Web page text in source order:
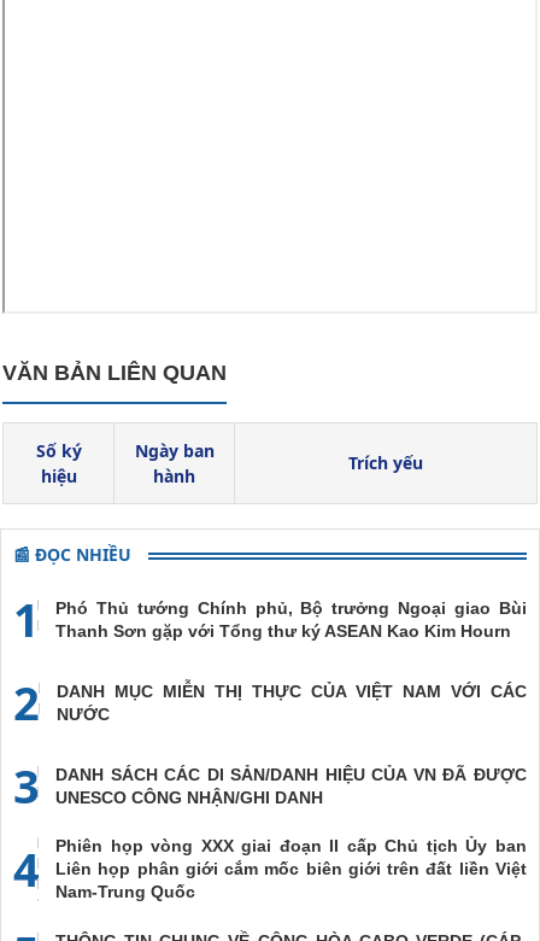
VĂN BẢN LIÊN QUAN
Số ký
hiệu
Ngày ban
hành
Trích yếu
📰 ĐỌC NHIỀU
1
Phó Thủ tướng Chính phủ, Bộ trưởng Ngoại giao Bùi
Thanh Sơn gặp với Tổng thư ký ASEAN Kao Kim Hourn
2
DANH MỤC MIỄN THỊ THỰC CỦA VIỆT NAM VỚI CÁC
NƯỚC
3
DANH SÁCH CÁC DI SẢN/DANH HIỆU CỦA VN ĐÃ ĐƯỢC
UNESCO CÔNG NHẬN/GHI DANH
4
Phiên họp vòng XXX giai đoạn II cấp Chủ tịch Ủy ban
Liên họp phân giới cắm mốc biên giới trên đất liền Việt
Nam-Trung Quốc